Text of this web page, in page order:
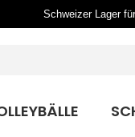
Schweizer Lager